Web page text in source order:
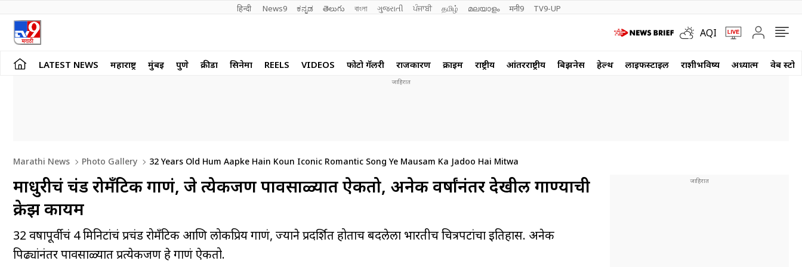
हिन्दी News9 ಕನ್ನಡ తెలుగు বাংলা ગુજરાતી ਪੰਜਾਬੀ தமிழ் മലയാളം मनी9 TV9-UP
AQI
LATEST NEWS महाराष्ट्र मुंबई पुणे क्रीडा सिनेमा REELS VIDEOS फोटो गॅलरी राजकारण क्राईम राष्ट्रीय आंतरराष्ट्रीय बिझनेस हेल्थ लाईफस्टाईल राशीभविष्य अध्यात्म वेब
Marathi News Photo Gallery 32 Years Old Hum Aapke Hain Koun Iconic Romantic Song Ye Mausam Ka Jadoo Hai Mitwa
माधुरीचं प्रचंड रोमँटिक गाणं, जे प्रत्येकजण पावसाळ्यात ऐकतो, अनेक वर्षांनंतर देखील गाण्याची
क्रेझ कायम
32 वर्षांपूर्वीचं 4 मिनिटांचं प्रचंड रोमँटिक आणि लोकप्रिय गाणं, ज्याने प्रदर्शित होताच बदलेला भारतीच चित्रपटांचा इतिहास. अनेक
पिढ्यांनंतर पावसाळ्यात प्रत्येकजण हे गाणं ऐकतो.